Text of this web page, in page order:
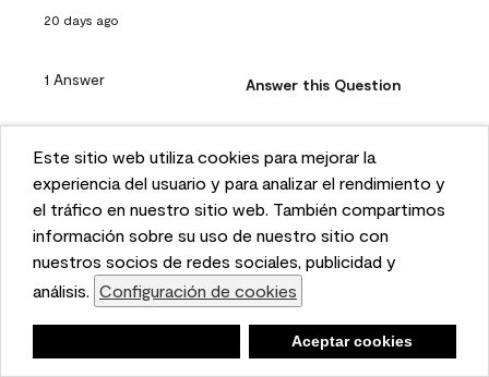
This website uses cookies to enhance user experience
and to analyze performance and traffic on our website.
We also share information about your use of our site
with our social media, advertising, and analytics
partners. Cookie Settings
Accept Cookies
Este sitio web utiliza cookies para mejorar la
experiencia del usuario y para analizar el rendimiento y
el tráfico en nuestro sitio web. También compartimos
información sobre su uso de nuestro sitio con
nuestros socios de redes sociales, publicidad y
análisis. Configuración de cookies
Aceptar cookies
20 days ago
1 Answer Answer this Question
designed for high-humidity areas and offers excellent
moisture resistance and can be easily wiped down. It also
contains an antimicrobial to prevent the growth of mildew.
If this specific area will be cleaned quite regularly, Kitchen
& Bath, Satin can provide added durability while still
discuss your project further, please feel free to email us at
info@benjaminmoore.com.